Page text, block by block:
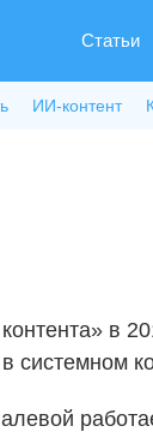
Статьи
ИИ-контент
в
системном